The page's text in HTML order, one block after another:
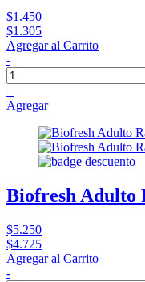
$1.450
$1.305
Agregar al Carrito
-
+
Agregar
Biofresh Adulto
$5.250
$4.725
Agregar al Carrito
-